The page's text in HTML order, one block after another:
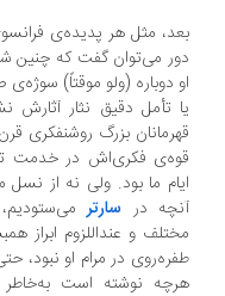
مثل هر پدیده‌ی فرانسوی
می‌توان گفت که چنین شد.
دوباره (ولو موقتاً) سوژه‌ی
تأمل دقیق نثار آثارش نشود.
بزرگ روشنفکری قرن
فکری‌اش در خدمت تقریباً
ما بود. ولی نه از نسل
درسارتر می‌ستودیم،
و عنداللزوم ابراز
در مرام او نبود، حتی
نوشته است به‌خاطر